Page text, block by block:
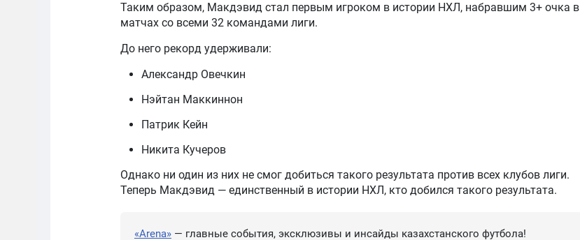
Таким образом, Макдэвид стал первым игроком в истории НХЛ, набравшим 3+ очка в
матчах со всеми 32 командами лиги.
До него рекорд удерживали:
Александр Овечкин
Нэйтан Маккиннон
Патрик Кейн
Никита Кучеров
Однако ни один из них не смог добиться такого результата против всех клубов лиги.
Теперь Макдэвид — единственный в истории НХЛ, кто добился такого результата.
«Arena» — главные события, эксклюзивы и инсайды казахстанского футбола!